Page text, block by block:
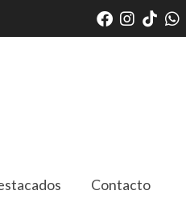
Contacto